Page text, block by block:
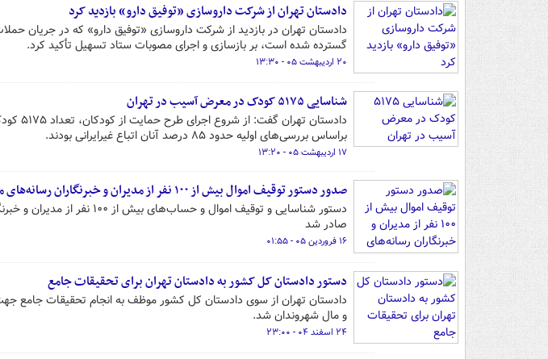
دادستان تهران از شرکت داروسازی «توفیق دارو» بازدید کرد
دادستان تهران در بازدید از شرکت داروسازی «توفیق دارو» که در جریان
گسترده شده است، بر بازسازی و اجرای مصوبات ستاد تسهیل تأکید کرد.
۲۰ اردیبهشت ۰۵ - ۱۳:۳۰
شناسایی ۵۱۷۵ کودک در معرض آسیب در تهران
براساس بررسی‌های اولیه حدود ۸۵ درصد آنان اتباع غیرایرانی بودند.
۱۷ اردیبهشت ۰۵ - ۱۳:۲۰
صدور دستور توقیف اموال بیش از ۱۰۰ نفر از مدیران و خبرنگاران رسانه‌های معاند و چهره‌های حامی دشمن
دستور شناسایی و توقیف اموال و
صادر شد
۱۶ فروردین ۰۵ - ۰۱:۵۵
دستور دادستان کل کشور به دادستان تهران برای تحقیقات جامع
دادستان تهران از سوی دادستان کل کشور موظف به انجام تحقیقات جامع
و مال شهروندان شد.
۲۴ اسفند ۰۴ - ۲۳:۰۰